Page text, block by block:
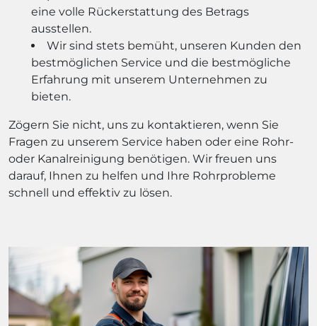
eine volle Rückerstattung des Betrags
ausstellen.
Wir sind stets bemüht, unseren Kunden den
bestmöglichen Service und die bestmögliche
Erfahrung mit unserem Unternehmen zu
bieten.
Zögern Sie nicht, uns zu kontaktieren, wenn Sie
Fragen zu unserem Service haben oder eine Rohr-
oder Kanalreinigung benötigen. Wir freuen uns
darauf, Ihnen zu helfen und Ihre Rohrprobleme
schnell und effektiv zu lösen.